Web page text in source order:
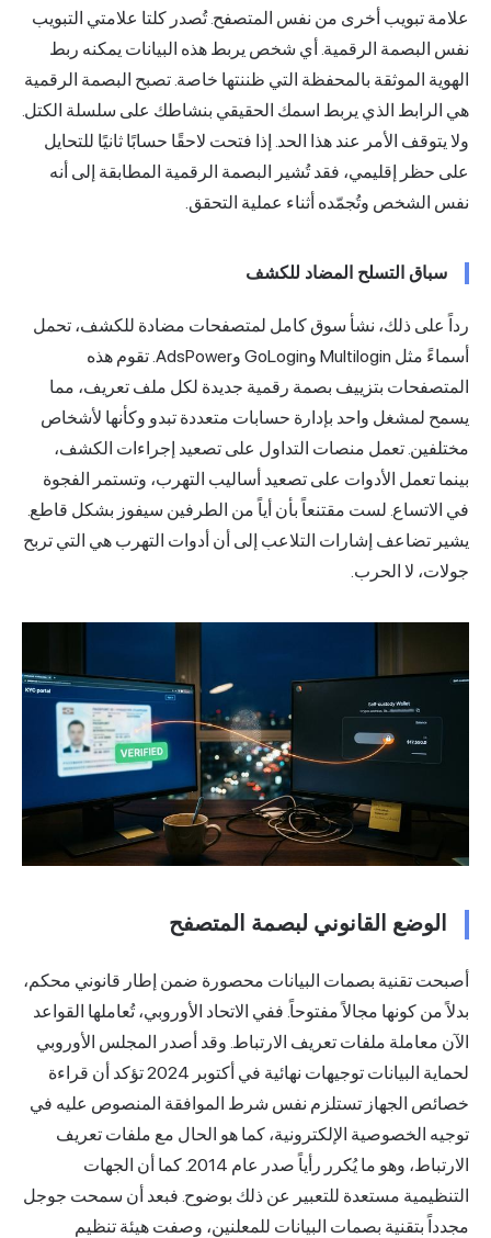
علامة تبويب أخرى من نفس المتصفح. تُصدر كلتا علامتي التبويب
نفس البصمة الرقمية. أي شخص يربط هذه البيانات يمكنه ربط
الهوية الموثقة بالمحفظة التي ظننتها خاصة. تصبح البصمة الرقمية
هي الرابط الذي يربط اسمك الحقيقي بنشاطك على سلسلة الكتل.
ولا يتوقف الأمر عند هذا الحد. إذا فتحت لاحقًا حسابًا ثانيًا للتحايل
على حظر إقليمي، فقد تُشير البصمة الرقمية المطابقة إلى أنه
نفس الشخص وتُجمّده أثناء عملية التحقق.
سباق التسلح المضاد للكشف
رداً على ذلك، نشأ سوق كامل لمتصفحات مضادة للكشف، تحمل
أسماءً مثل Multilogin
وGoLogin وAdsPower. تقوم هذه
المتصفحات بتزييف بصمة رقمية جديدة لكل ملف تعريف، مما
يسمح لمشغل واحد بإدارة حسابات متعددة تبدو وكأنها لأشخاص
مختلفين. تعمل منصات التداول على تصعيد إجراءات الكشف،
بينما تعمل الأدوات على تصعيد أساليب التهرب، وتستمر الفجوة
في الاتساع. لست مقتنعاً بأن أياً من الطرفين سيفوز بشكل قاطع.
يشير تضاعف إشارات التلاعب إلى أن أدوات التهرب هي التي تربح
جولات، لا الحرب.
الوضع القانوني لبصمة المتصفح
أصبحت تقنية بصمات البيانات محصورة ضمن إطار قانوني محكم،
بدلاً من كونها مجالاً مفتوحاً. ففي الاتحاد الأوروبي، تُعاملها القواعد
الآن معاملة ملفات تعريف الارتباط. وقد أصدر المجلس الأوروبي
لحماية البيانات توجيهات نهائية في أكتوبر 2024
تؤكد أن قراءة
خصائص الجهاز تستلزم نفس شرط الموافقة المنصوص عليه في
توجيه الخصوصية الإلكترونية، كما هو الحال مع ملفات تعريف
الارتباط، وهو ما يُكرر رأياً صدر عام 2014. كما أن الجهات
التنظيمية مستعدة للتعبير عن ذلك بوضوح. فبعد أن سمحت جوجل
مجدداً بتقنية بصمات البيانات للمعلنين، وصفت هيئة تنظيم